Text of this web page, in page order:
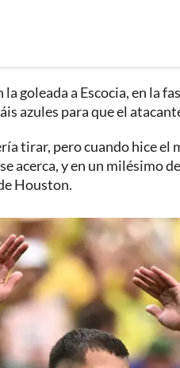
goleada a Escocia, en la
azules para que el
tirar, pero cuando hice
acerca, y en un milésimo
Houston.